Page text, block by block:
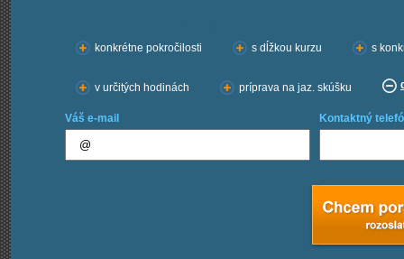
konkrétne pokročilosti
s dĺžkou kurzu s
v určitých hodinách príprava na jaz. skúšku
Váš e-mail Kontaktný